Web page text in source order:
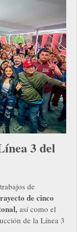
3 del
de
de cinco
así como el
de la Línea 3